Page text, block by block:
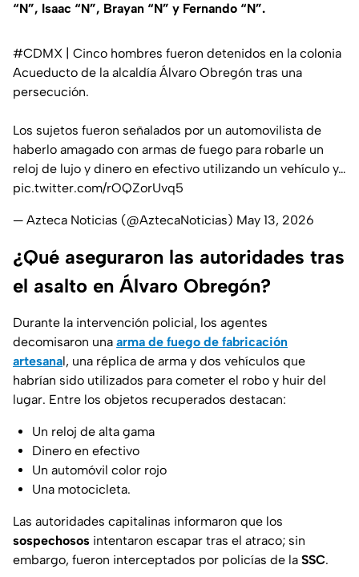
“N”, Isaac “N”, Brayan “N” y Fernando “N”.
#CDMX | Cinco hombres fueron detenidos en la colonia
Acueducto de la alcaldía Álvaro Obregón tras una
persecución.
Los sujetos fueron señalados por un automovilista de
haberlo amagado con armas de fuego para robarle un
reloj de lujo y dinero en efectivo utilizando un vehículo y…
pic.twitter.com/rOQZorUvq5
— Azteca Noticias (@AztecaNoticias) May 13, 2026
¿Qué aseguraron las autoridades tras
el asalto en Álvaro Obregón?
Durante la intervención policial, los agentes
decomisaron una arma de fuego de fabricación
artesanal, una réplica de arma y dos vehículos que
habrían sido utilizados para cometer el robo y huir del
lugar. Entre los objetos recuperados destacan:
Un reloj de alta gama
Dinero en efectivo
Un automóvil color rojo
Una motocicleta.
Las autoridades capitalinas informaron que los
sospechosos intentaron escapar tras el atraco; sin
embargo, fueron interceptados por policías de la SSC.